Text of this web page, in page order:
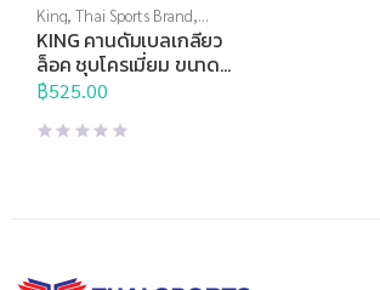
King,Thai Sports Brand,
ดัมเบล ,อุปกรณ์บริหารกาย
KING คานดัมเบลเกลียว
ล็อค ชุบโครเมี่ยม ขนาด
แกน 30 มม. (อัน)
฿525.00